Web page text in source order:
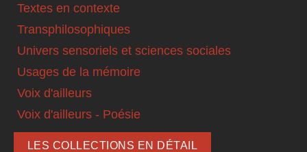
Textes en contexte
Transphilosophiques
Univers sensoriels et sciences sociales
Usages de la mémoire
Voix d'ailleurs
Voix d'ailleurs - Poésie
LES COLLECTIONS EN DÉTAIL